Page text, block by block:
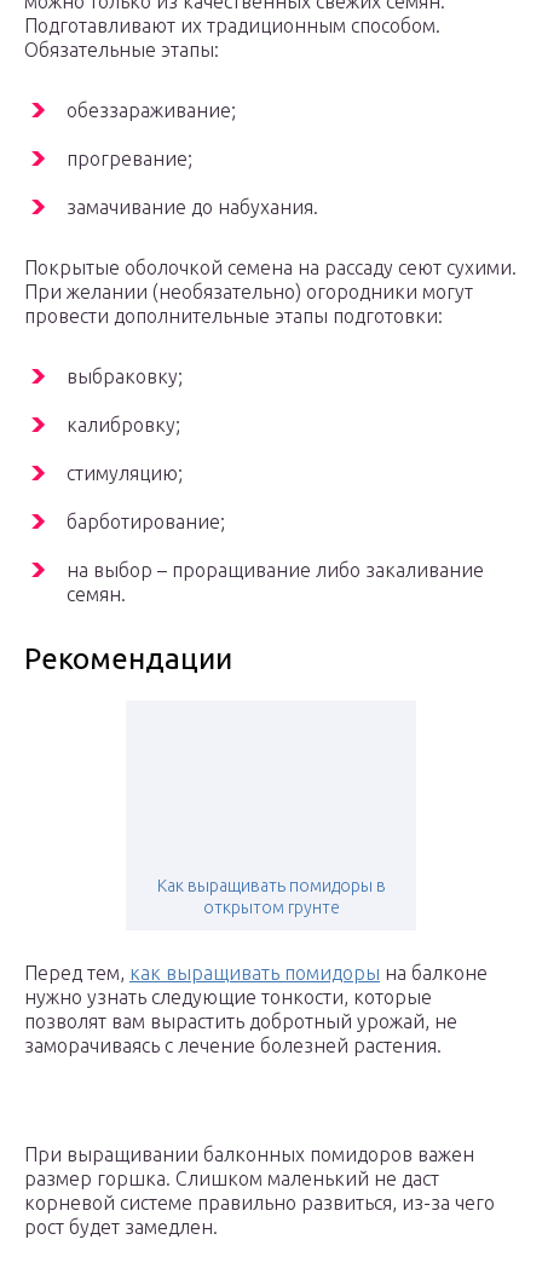
Подготавливают их традиционным способом.
Обязательные этапы:
обеззараживание;
прогревание;
замачивание до набухания.
Покрытые оболочкой семена на рассаду сеют сухими.
При желании (необязательно) огородники могут
провести дополнительные этапы подготовки:
выбраковку;
калибровку;
стимуляцию;
барботирование;
на выбор – проращивание либо закаливание
семян.
Рекомендации
Как выращивать помидоры в
открытом грунте
Перед тем, как выращивать помидоры на балконе
нужно узнать следующие тонкости, которые
позволят вам вырастить добротный урожай, не
заморачиваясь с лечение болезней растения.
При выращивании балконных помидоров важен
размер горшка. Слишком маленький не даст
корневой системе правильно развиться, из-за чего
рост будет замедлен.